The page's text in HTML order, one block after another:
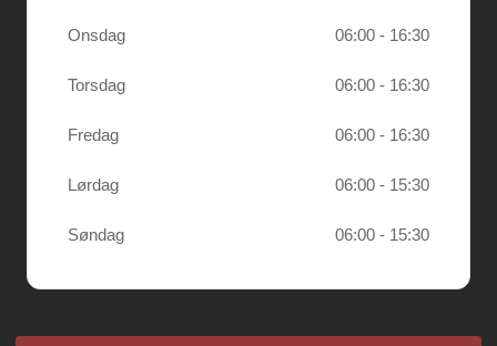
Onsdag 06:00 - 16:30
Torsdag 06:00 - 16:30
Fredag 06:00 - 16:30
Lørdag 06:00 - 15:30
Søndag 06:00 - 15:30